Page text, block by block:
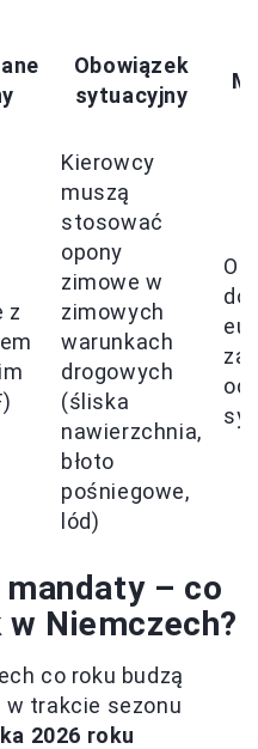
Obowiązek
sytuacyjny
z
Kierowcy
muszą
stosować
opony
zimowe w
zimowych
warunkach
drogowych
(śliska
nawierzchnia,
błoto
pośniegowe,
lód)
do
od
– co
Niemczech?
co roku budzą
trakcie sezonu
2026 roku